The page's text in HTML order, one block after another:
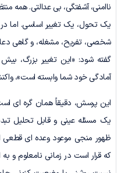
ناامنی، آشفتگی، بی عدالتی. همه
یک تحول، یک تغییر اساسی. اما در
شخصی، تفریح، مشغله، و گاهی
گفته شود: «این تغییر بزرگ، بیش
آمادگی خود شما وابسته است»،
این پرسش، دقیقاً همان گره ای
یک مسئله عینی و قابل تحلیل
ظهور منجی موعود وعده ای قطعی
که قرار است در زمانی نامعلوم و